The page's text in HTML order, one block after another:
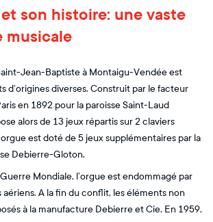
son histoire: une vaste
musicale
Jean-Baptiste à Montaigu-Vendée est
d’origines diverses. Construit par le facteur
en 1892 pour la paroisse Saint-Laud
alors de 13 jeux répartis sur 2 claviers
est doté de 5 jeux supplémentaires par la
Debierre-Gloton.
Mondiale, l’orgue est endommagé par
A la fin du conflit, les éléments non
à la manufacture Debierre et Cie. En 1959,